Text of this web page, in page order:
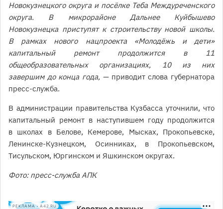
Новокузнецкого округа и посёлке Теба Междуреченского
округа. В микрорайоне Дальнее Куйбышево
Новокузнецка приступят к строительству новой школы.
В рамках нового нацпроекта «Молодёжь и дети»
капитальный ремонт продолжится в 11
общеобразовательных организациях, 10 из них
завершим до конца года, —приводит слова губернатора
пресс-служба.
В администрации правительства Кузбасса уточнили, что
капитальный ремонт в наступившем году продолжится
в школах в Белове, Кемерове, Мысках, Прокопьевске,
Ленинске-Кузнецком, Осинниках, в Прокопьевском,
Тисульском, Юргинском и Яшкинском округах.
Фото: пресс-служба АПК
РЕКЛАМА • A42.RU